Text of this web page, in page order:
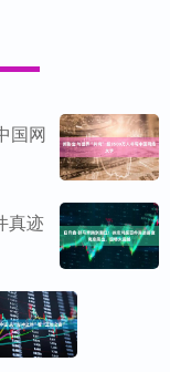
国网
真迹